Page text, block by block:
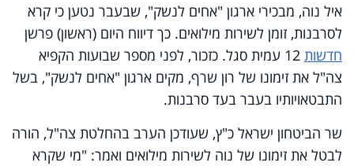
איל נוה, מבכירי ארגון "אחים לנשק", שבעבר נטען כי קרא
לסרבנות, זומן לשירות מילואים. כך דיווח היום (ראשון) פרשן
חדשות
12 עמית סגל. כזכור, לפני מספר שבועות הקפיא
צה"ל את זימונו של רון שרף, מקים ארגון "אחים לנשק", בשל
התבטאויותיו בעבר בעד סרבנות.
שר הביטחון ישראל כ"ץ, שעודכן הערב בהחלטת צה"ל, הורה
לבטל את זימונו של נוה לשירות מילואים ואמר: "מי שקרא